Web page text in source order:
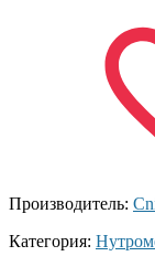
Производитель:
Категория: